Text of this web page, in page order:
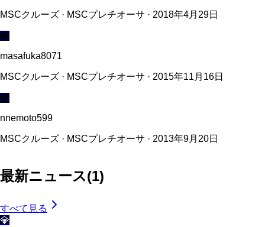
MSCクルーズ · MSCプレチオーサ · 2018年4月29日
💎
masafuka8071
MSCクルーズ · MSCプレチオーサ · 2015年11月16日
💎
nnemoto599
MSCクルーズ · MSCプレチオーサ · 2013年9月20日
最新ニュース(1)
すべて見る
💎